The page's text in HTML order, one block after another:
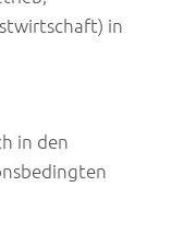
in
in den